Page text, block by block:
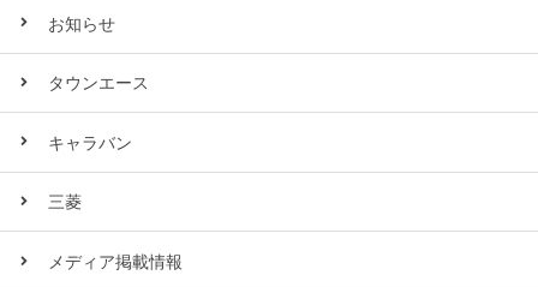
お知らせ
タウンエース
キャラバン
三菱
メディア掲載情報